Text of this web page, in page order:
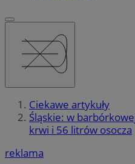
Ciekawe artykuły
Śląskie: w
krwi i 56 litrów osocza
reklama